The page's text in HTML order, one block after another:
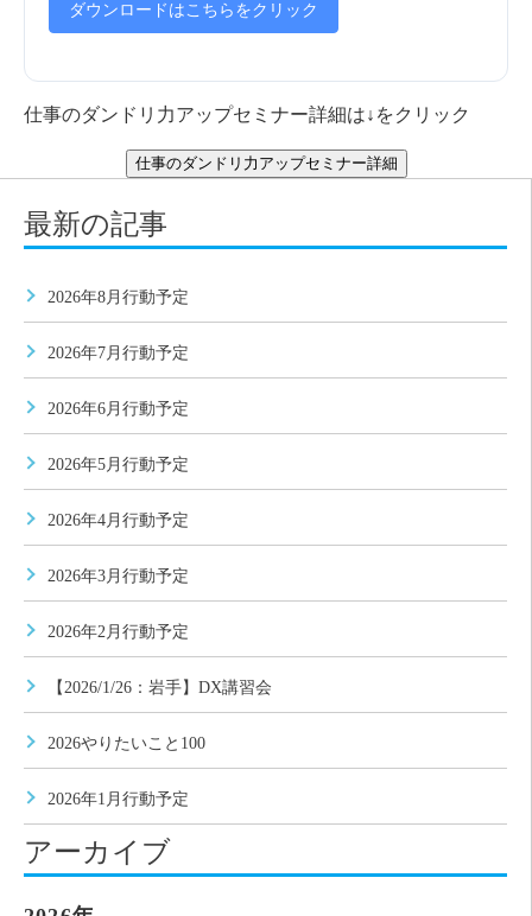
最新の記事
2026年8月行動予定
2026年7月行動予定
2026年6月行動予定
2026年5月行動予定
2026年4月行動予定
2026年3月行動予定
2026年2月行動予定
【2026/1/26：岩手】DX講習会
2026やりたいこと100
2026年1月行動予定
アーカイブ
ダウンロードはこちらをクリック
仕事のダンドリ力アップセミナー詳細は↓をクリック
仕事のダンドリ力アップセミナー詳細